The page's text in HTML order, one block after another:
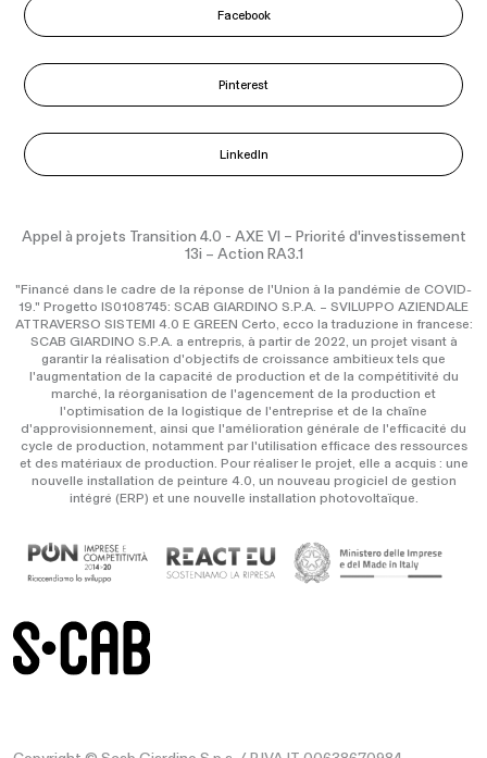
Facebook
Pinterest
LinkedIn
Appel à projets Transition 4.0 - AXE VI – Priorité d'investissement
13i – Action RA3.1
"Financé dans le cadre de la réponse de l'Union à la pandémie de COVID-
19." Progetto IS0108745: SCAB GIARDINO S.P.A. – SVILUPPO AZIENDALE
ATTRAVERSO SISTEMI 4.0 E GREEN Certo, ecco la traduzione in francese:
SCAB GIARDINO S.P.A. a entrepris, à partir de 2022, un projet visant à
garantir la réalisation d'objectifs de croissance ambitieux tels que
l'augmentation de la capacité de production et de la compétitivité du
marché, la réorganisation de l'agencement de la production et
l'optimisation de la logistique de l'entreprise et de la chaîne
d'approvisionnement, ainsi que l'amélioration générale de l'efficacité du
cycle de production, notamment par l'utilisation efficace des ressources
et des matériaux de production. Pour réaliser le projet, elle a acquis : une
nouvelle installation de peinture 4.0, un nouveau progiciel de gestion
intégré (ERP) et une nouvelle installation photovoltaïque.